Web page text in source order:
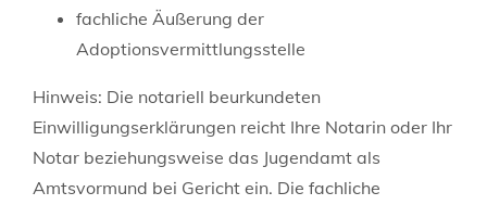
fachliche Äußerung der
Adoptionsvermittlungsstelle
Hinweis: Die notariell beurkundeten
Einwilligungserklärungen reicht Ihre Notarin oder Ihr
Notar beziehungsweise das Jugendamt als
Amtsvormund bei Gericht ein. Die fachliche